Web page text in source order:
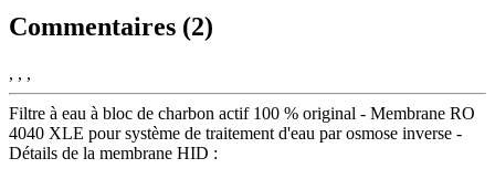
Commentaires (2)
, , ,
Filtre à eau à bloc de charbon actif 100 % original - Membrane RO
4040 XLE pour système de traitement d'eau par osmose inverse -
Détails de la membrane HID :